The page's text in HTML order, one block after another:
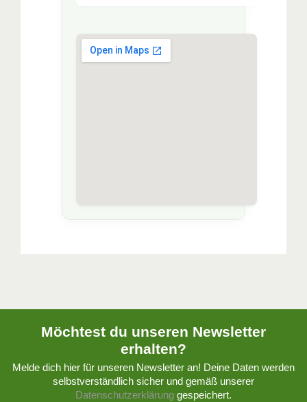
Möchtest du unseren Newsletter
erhalten?
Melde dich hier für unseren Newsletter an! Deine Daten werden
selbstverständlich sicher und gemäß unserer
Datenschutzerklärung gespeichert.